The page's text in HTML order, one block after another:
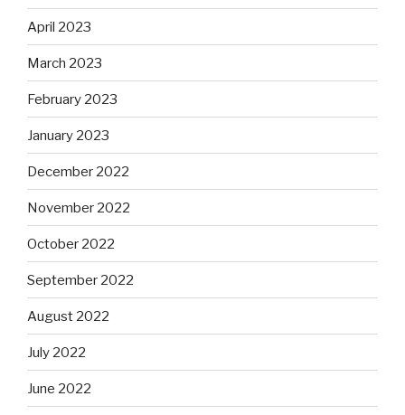
April 2023
March 2023
February 2023
January 2023
December 2022
November 2022
October 2022
September 2022
August 2022
July 2022
June 2022